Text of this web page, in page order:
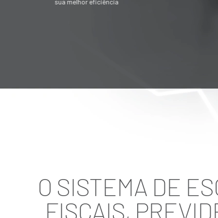
Societária é destinado para quem quer
O SISTEMA DE
FISCAIS,